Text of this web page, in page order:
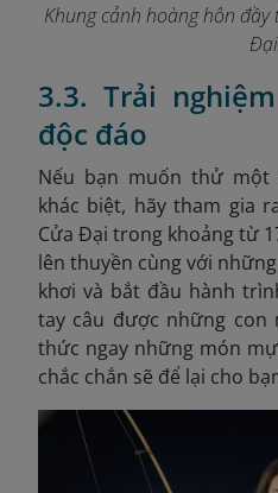
Khung cảnh hoàng hôn
3.3. Trải
độc đáo
Nếu bạn muốn thử
khác biệt, hãy tham gia
Cửa Đại trong khoảng từ
lên thuyền cùng với
khơi và bắt đầu hành
tay câu được những
thức ngay những món
chắc chắn sẽ để lại cho